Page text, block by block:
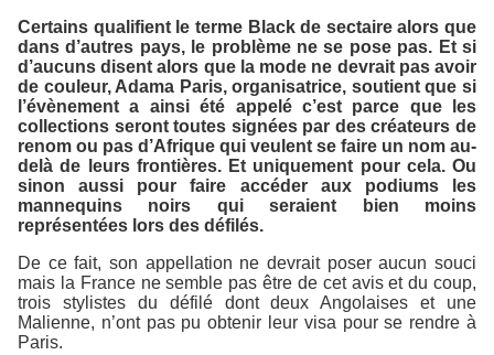
Certains qualifient le terme Black de sectaire alors que
dans d’autres pays, le problème ne se pose pas. Et si
d’aucuns disent alors que la mode ne devrait pas avoir
de couleur, Adama Paris, organisatrice, soutient que si
l’évènement a ainsi été appelé c’est parce que les
collections seront toutes signées par des créateurs de
renom ou pas d’Afrique qui veulent se faire un nom au-
delà de leurs frontières. Et uniquement pour cela. Ou
sinon aussi pour faire accéder aux podiums les
mannequins noirs qui seraient bien moins
représentées lors des défilés.
De ce fait, son appellation ne devrait poser aucun souci
mais la France ne semble pas être de cet avis et du coup,
trois stylistes du défilé dont deux Angolaises et une
Malienne, n’ont pas pu obtenir leur visa pour se rendre à
Paris.